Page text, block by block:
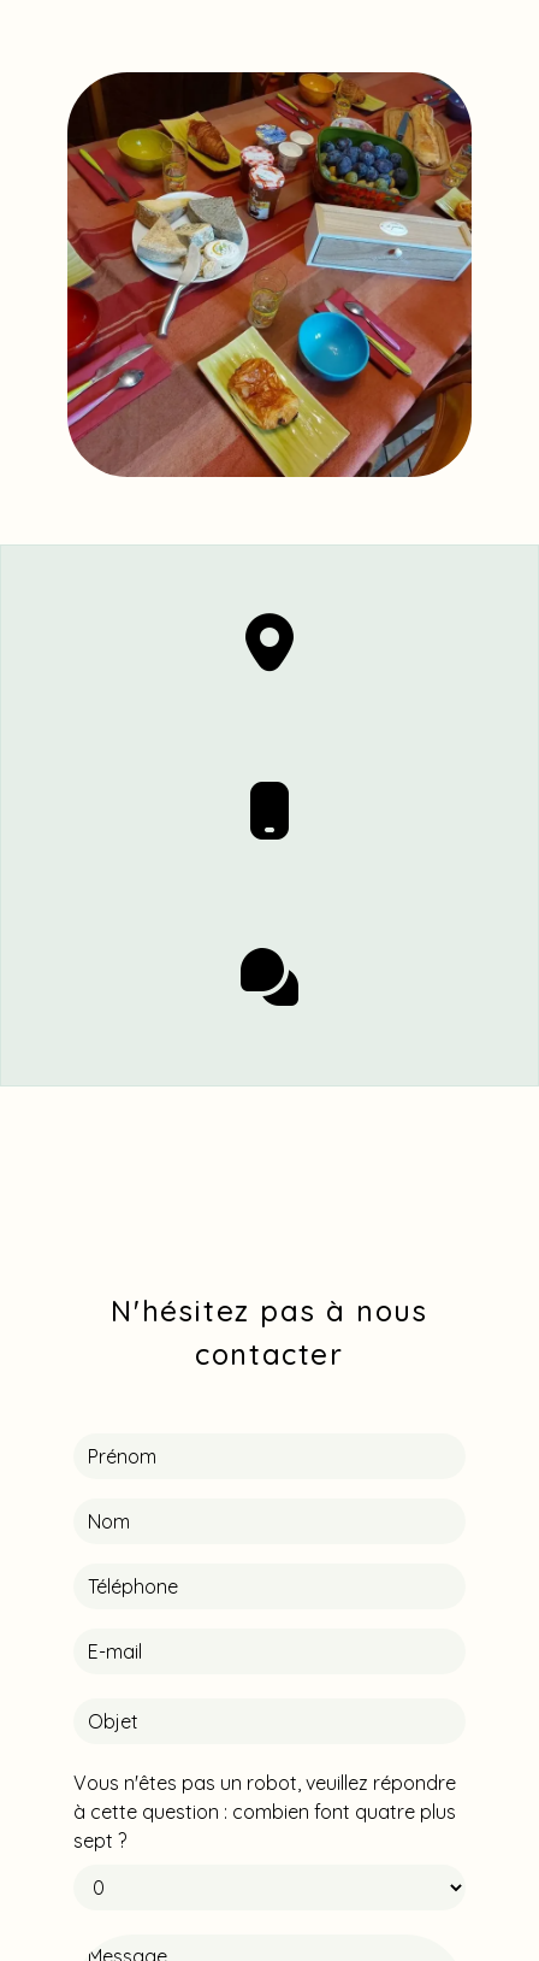
N'hésitez pas à nous
contacter
Vous n'êtes pas un robot, veuillez répondre
à cette question : combien font quatre plus
sept ?